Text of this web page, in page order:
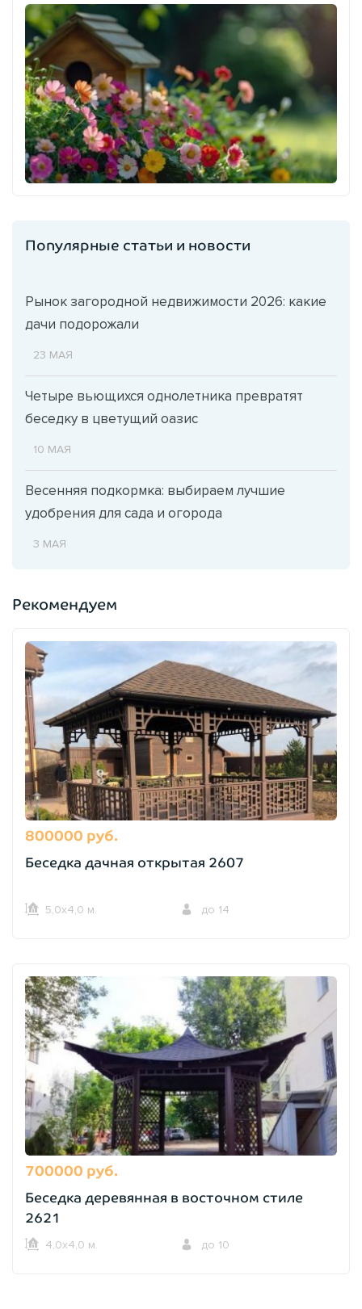
Популярные статьи и новости
Рынок загородной недвижимости 2026: какие
дачи подорожали
23 МАЯ
Четыре вьющихся однолетника превратят
беседку в цветущий оазис
10 МАЯ
Весенняя подкормка: выбираем лучшие
удобрения для сада и огорода
3 МАЯ
Рекомендуем
800000 руб.
Беседка дачная открытая 2607
5,0х4,0 м. до 14
700000 руб.
Беседка деревянная в восточном стиле
2621
4,0х4,0 м. до 10